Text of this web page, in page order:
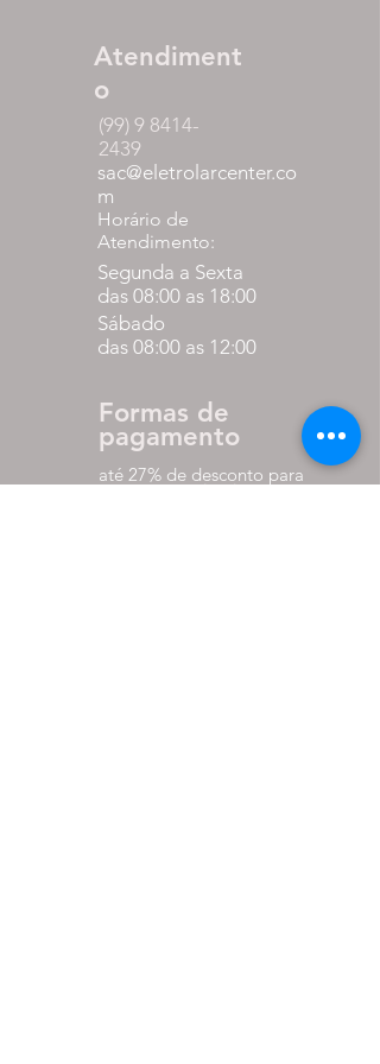
Atendiment
o
(99) 9 8414-
2439
sac@eletrolarcenter.co
m
Horário de
Atendimento:
Segunda a Sexta
das 08:00 as 18:00
Sábado
das 08:00 as 12:00
Formas de
pagamento
até 27% de desconto para
pagamento via pix